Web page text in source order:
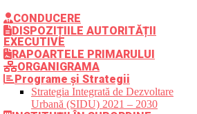
CONDUCERE
DISPOZIȚIILE AUTORITĂȚII
EXECUTIVE
RAPOARTELE PRIMARULUI
ORGANIGRAMA
Programe și Strategii
Strategia Integrată de Dezvoltare
Urbană (SIDU) 2021 – 2030